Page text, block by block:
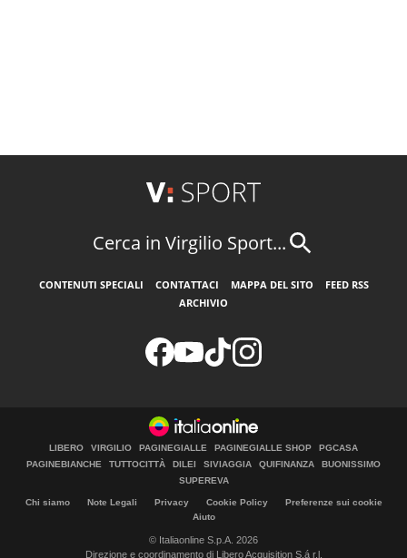
Cerca in Virgilio Sport...
CONTENUTI SPECIALI CONTATTACI MAPPA DEL SITO
FEED RSS
ARCHIVIO
LIBERO VIRGILIO PAGINEGIALLE PAGINEGIALLE SHOP
PGCASA
PAGINEBIANCHE
TUTTOCITTÀ DILEI SIVIAGGIA QUIFINANZA
BUONISSIMO
SUPEREVA
Chi siamo Note Legali Privacy Cookie Policy
Preferenze sui cookie
Aiuto
© Italiaonline S.p.A. 2026
Direzione e coordinamento di Libero Acquisition S.á r.l.